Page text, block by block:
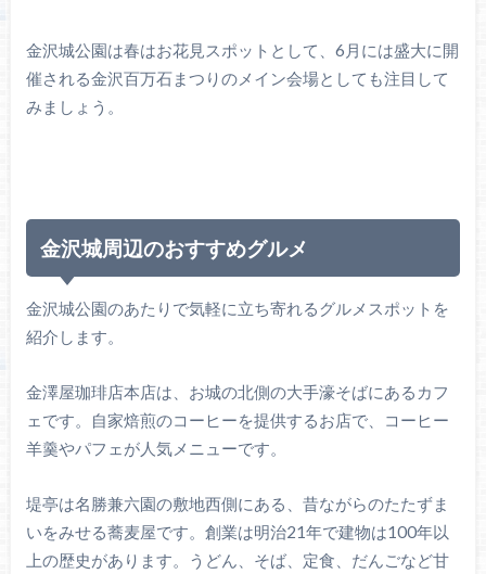
金沢城公園は春はお花見スポットとして、6月には盛大に開
催される金沢百万石まつりのメイン会場としても注目して
みましょう。
金沢城周辺のおすすめグルメ
金沢城公園のあたりで気軽に立ち寄れるグルメスポットを
紹介します。
金澤屋珈琲店本店は、お城の北側の大手濠そばにあるカフ
ェです。自家焙煎のコーヒーを提供するお店で、コーヒー
羊羹やパフェが人気メニューです。
堤亭は名勝兼六園の敷地西側にある、昔ながらのたたずま
いをみせる蕎麦屋です。創業は明治21年で建物は100年以
上の歴史があります。うどん、そば、定食、だんごなど甘